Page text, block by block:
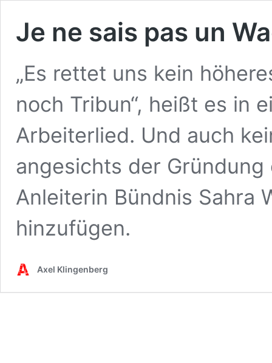
Je ne sais pas un
„Es rettet uns kein
noch Tribun“, heißt es in
Arbeiterlied. Und auch
angesichts der
Anleiterin Bündnis Sahra
hinzufügen.
Axel Klingenberg